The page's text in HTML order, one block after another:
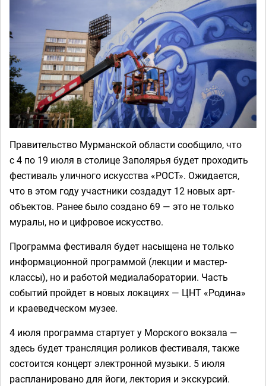
Правительство Мурманской области сообщило, что
с 4 по 19 июля в столице Заполярья будет проходить
фестиваль уличного искусства «РОСТ». Ожидается,
что в этом году участники создадут 12 новых арт-
объектов. Ранее было создано 69 — это не только
муралы, но и цифровое искусство.
Программа фестиваля будет насыщена не только
информационной программой (лекции и мастер-
классы), но и работой медиалаборатории. Часть
событий пройдет в новых локациях — ЦНТ «Родина»
и краеведческом музее.
4 июля программа стартует у Морского вокзала —
здесь будет трансляция роликов фестиваля, также
состоится концерт электронной музыки. 5 июля
распланировано для йоги, лектория и экскурсий.